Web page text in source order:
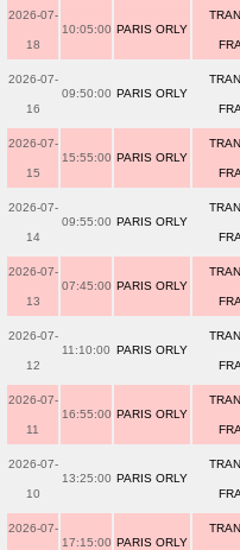
2026-07-
18
10:05:00 PARIS ORLY
2026-07-
16
09:50:00 PARIS ORLY
2026-07-
15
15:55:00 PARIS ORLY
2026-07-
14
09:55:00 PARIS ORLY
2026-07-
13
07:45:00 PARIS ORLY
2026-07-
12
11:10:00 PARIS ORLY
2026-07-
11
16:55:00 PARIS ORLY
2026-07-
10
13:25:00 PARIS ORLY
2026-07-
17:15:00 PARIS ORLY